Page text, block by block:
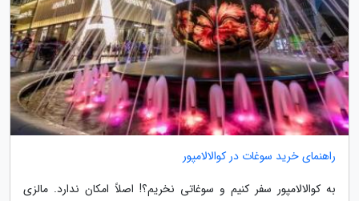
راهنمای خرید سوغات در کوالالامپور
به کوالالامپور سفر کنیم و سوغاتی نخریم؟! اصلاً امکان ندارد. مالزی